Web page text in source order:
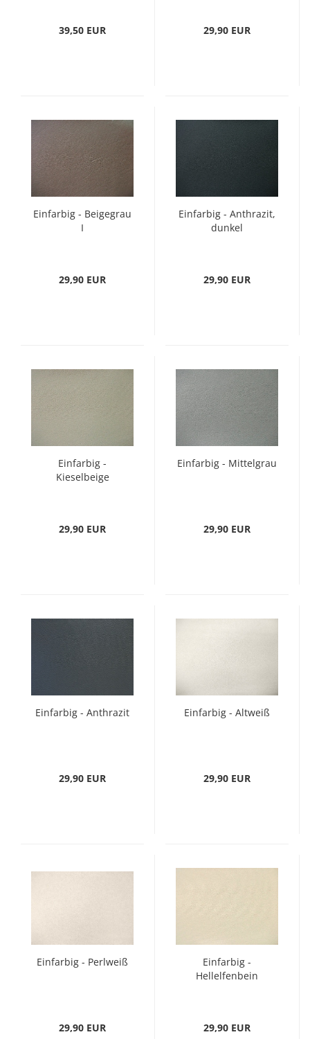
39,50 EUR 29,90 EUR
Einfarbig - Beigegrau
I
29,90 EUR
Einfarbig - Anthrazit,
dunkel
29,90 EUR
Einfarbig -
Kieselbeige
29,90 EUR
Einfarbig - Mittelgrau
29,90 EUR
Einfarbig - Anthrazit
29,90 EUR
Einfarbig - Altweiß
29,90 EUR
Einfarbig - Perlweiß
29,90 EUR
Einfarbig -
Hellelfenbein
29,90 EUR